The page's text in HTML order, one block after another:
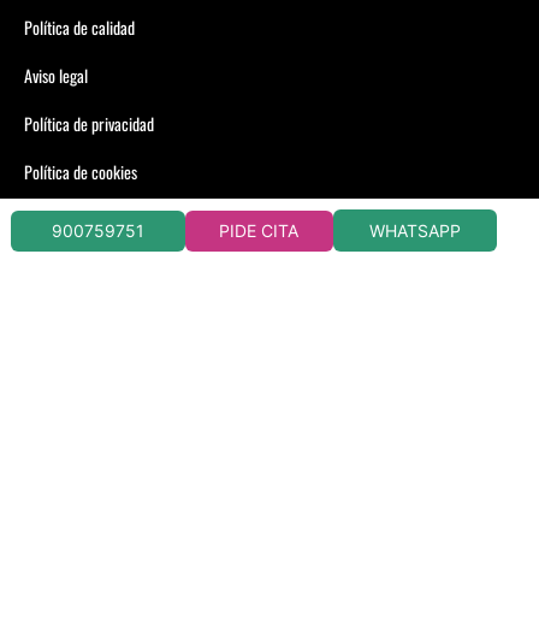
Política de calidad
Aviso legal
Política de privacidad
Política de cookies
900759751 PIDE CITA WHATSAPP